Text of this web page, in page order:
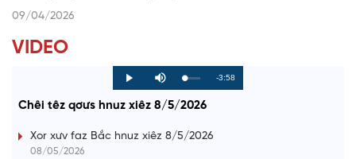
09/04/2026
VIDEO
P
l
y
M
u
e
L
o
d
0
P
r
g
s
R
-3:58
Chêi têz qơưs hnuz xiêz 8/5/2026
Xor xưv faz Bắc hnuz xiêz 8/5/2026
08/05/2026